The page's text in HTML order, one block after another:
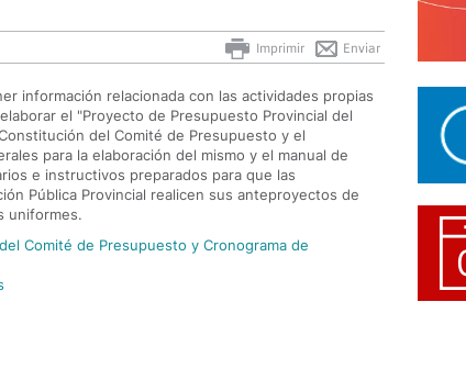
Enviar
Imprimir
información relacionada con las actividades propias
el "Proyecto de Presupuesto Provincial del
del Comité de Presupuesto y el
para la elaboración del mismo y el manual de
e instructivos preparados para que las
Pública Provincial realicen sus anteproyectos de
uniformes.
Comité de Presupuesto y Cronograma de